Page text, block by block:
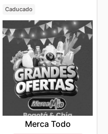
Caducado
Merca Todo